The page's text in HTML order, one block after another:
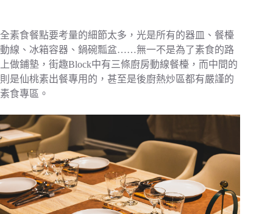
全素食餐點要考量的細節太多，光是所有的器皿、餐檯
動線、冰箱容器、鍋碗瓢盆……無一不是為了素食的路
上做鋪墊，街趣Block中有三條廚房動線餐檯，而中間的
則是仙桃素出餐專用的，甚至是後廚熱炒區都有嚴謹的
素食專區。